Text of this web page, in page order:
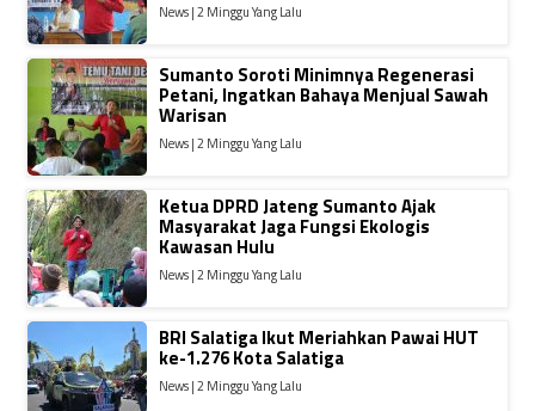
News | 2 Minggu Yang Lalu
Sumanto Soroti Minimnya Regenerasi
Petani, Ingatkan Bahaya Menjual Sawah
Warisan
News | 2 Minggu Yang Lalu
Ketua DPRD Jateng Sumanto Ajak
Masyarakat Jaga Fungsi Ekologis
Kawasan Hulu
News | 2 Minggu Yang Lalu
BRI Salatiga Ikut Meriahkan Pawai HUT
ke-1.276 Kota Salatiga
News | 2 Minggu Yang Lalu